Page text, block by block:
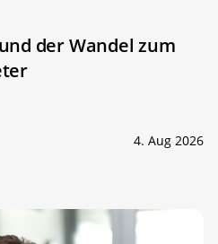
der Wandel zum
4. Aug 2026